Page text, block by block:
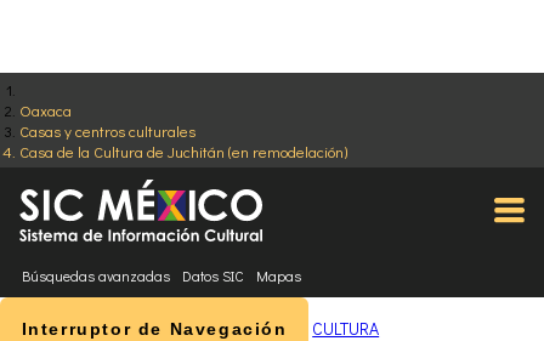
Oaxaca
Casas y centros culturales
Casa de la Cultura de Juchitán (en remodelación)
Búsquedas avanzadas Datos SIC Mapas
Interruptor de Navegación CULTURA